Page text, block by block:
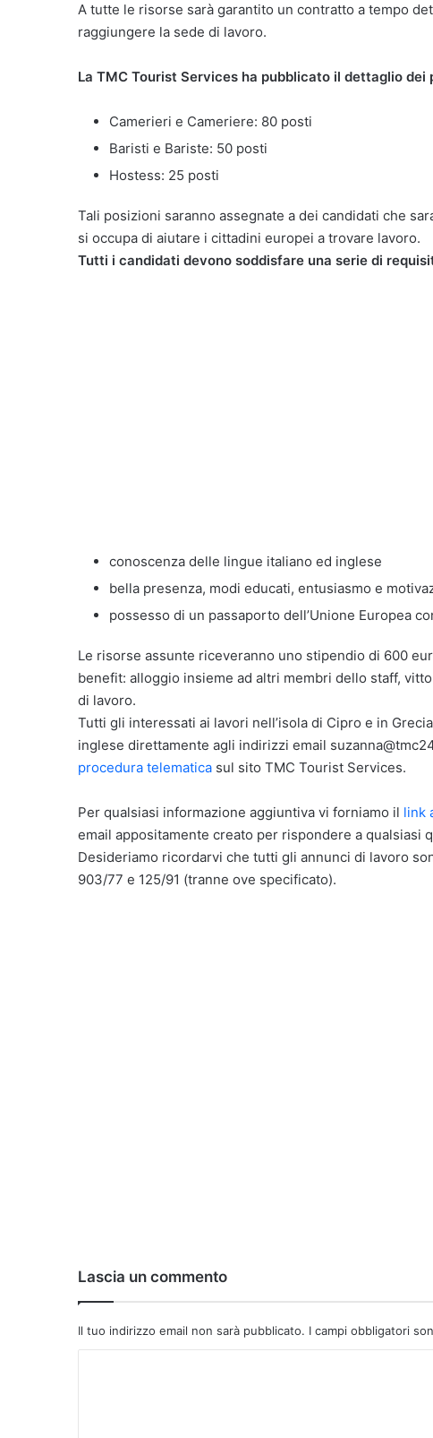
A tutte le risorse sarà garantito un contratto a tempo
raggiungere la sede di lavoro.
La TMC Tourist Services ha pubblicato il dettaglio dei
Camerieri e Cameriere: 80 posti
Baristi e Bariste: 50 posti
Hostess: 25 posti
Tali posizioni saranno assegnate a dei candidati che
si occupa di aiutare i cittadini europei a trovare lavoro.
Tutti i candidati devono soddisfare una serie di
conoscenza delle lingue italiano ed inglese
bella presenza, modi educati, entusiasmo e
possesso di un passaporto dell’Unione Europea
Le risorse assunte riceveranno uno stipendio di 600
benefit: alloggio insieme ad altri membri dello staff,
di lavoro.
Tutti gli interessati ai lavori nell’isola di Cipro e in
inglese direttamente agli indirizzi email
procedura telematica sul sito TMC Tourist Services.
Per qualsiasi informazione aggiuntiva vi forniamo il link
email appositamente creato per rispondere a qualsiasi
Desideriamo ricordarvi che tutti gli annunci di lavoro
903/77 e 125/91 (tranne ove specificato).
Lascia un commento
Il tuo indirizzo email non sarà pubblicato. I campi obbligatori